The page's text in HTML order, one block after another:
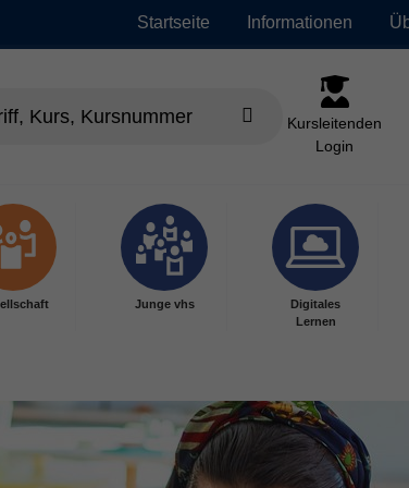
Startseite Informationen
Kursleitenden
Login
Junge vhs
Digitales
Lernen